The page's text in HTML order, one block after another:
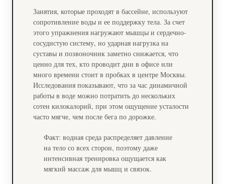
Занятия, которые проходят в бассейне, используют
сопротивление воды и ее поддержку тела. За счет
этого упражнения нагружают мышцы и сердечно-
сосудистую систему, но ударная нагрузка на
суставы и позвоночник заметно снижается, что
ценно для тех, кто проводит дни в офисе или
много времени стоит в пробках в центре Москвы.
Исследования показывают, что за час динамичной
работы в воде можно потратить до нескольких
сотен килокалорий, при этом ощущение усталости
часто мягче, чем после бега по дорожке.
Факт: водная среда распределяет давление
на тело со всех сторон, поэтому даже
интенсивная тренировка ощущается как
мягкий массаж для мышц и связок.